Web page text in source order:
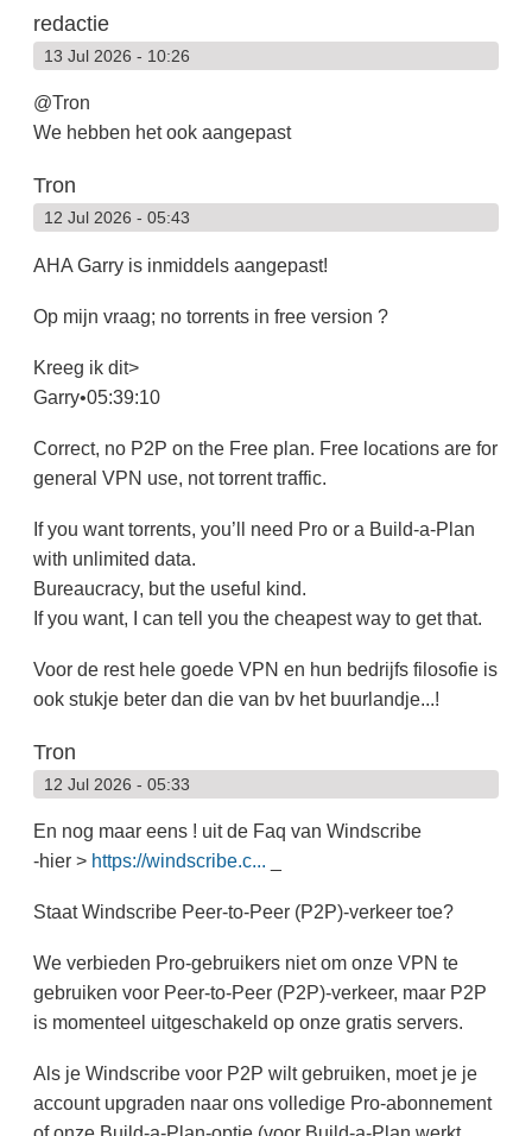
redactie
13 Jul 2026 - 10:26
@Tron
We hebben het ook aangepast
Tron
12 Jul 2026 - 05:43
AHA Garry is inmiddels aangepast!
Op mijn vraag; no torrents in free version ?
Kreeg ik dit>
Garry•05:39:10
Correct, no P2P on the Free plan. Free locations are for
general VPN use, not torrent traffic.
If you want torrents, you’ll need Pro or a Build-a-Plan
with unlimited data.
Bureaucracy, but the useful kind.
If you want, I can tell you the cheapest way to get that.
Voor de rest hele goede VPN en hun bedrijfs filosofie is
ook stukje beter dan die van bv het buurlandje...!
Tron
12 Jul 2026 - 05:33
En nog maar eens ! uit de Faq van Windscribe
-hier > https://windscribe.c...
Staat Windscribe Peer-to-Peer (P2P)-verkeer toe?
We verbieden Pro-gebruikers niet om onze VPN te
gebruiken voor Peer-to-Peer (P2P)-verkeer, maar P2P
is momenteel uitgeschakeld op onze gratis servers.
Als je Windscribe voor P2P wilt gebruiken, moet je je
account upgraden naar ons volledige Pro-abonnement